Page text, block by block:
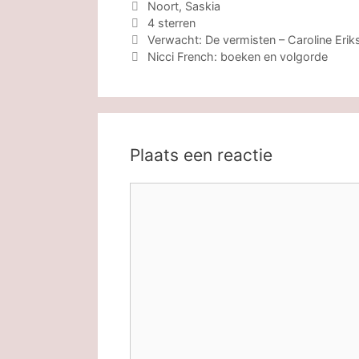
Categorieën
Noort, Saskia
Tags
4 sterren
Verwacht: De vermisten – Caroline
Nicci French: boeken en volgorde
Plaats een reactie